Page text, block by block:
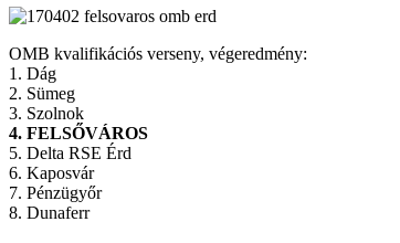
OMB kvalifikációs verseny, végeredmény:
1. Dág
2. Sümeg
3. Szolnok
4. FELSŐVÁROS
5. Delta RSE Érd
6. Kaposvár
7. Pénzügyőr
8. Dunaferr